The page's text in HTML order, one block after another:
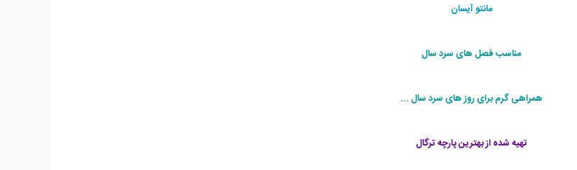
مانتو آیسان
مناسب فصل های سرد سال
همراهی گرم برای روز های سرد سال ...
تهیه شده از بهترین پارچه ترگال